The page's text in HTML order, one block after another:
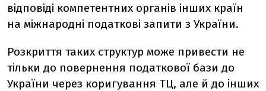
відповіді компетентних органів інших країн
на міжнародні податкові запити з України.
Розкриття таких структур може привести не
тільки до повернення податкової бази до
України через коригування ТЦ, але й до інших